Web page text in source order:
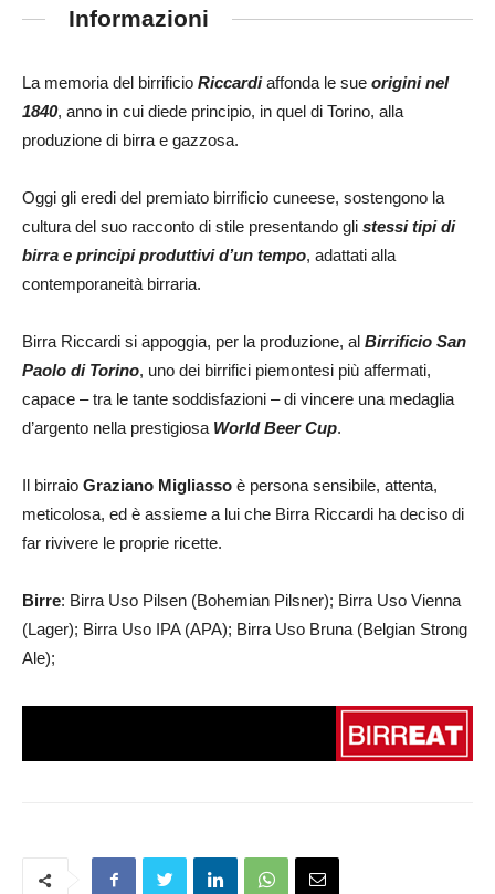
Informazioni
La memoria del birrificio Riccardiaffonda le sue origini nel
1840, anno in cui diede principio, in quel di Torino, alla
produzione di birra e gazzosa.
Oggi gli eredi del premiato birrificio cuneese, sostengono la
cultura del suo racconto di stile presentando gli stessi tipi di
birra e principi produttivi d’un tempo, adattati alla
contemporaneità birraria.
Birra Riccardi si appoggia, per la produzione, al Birrificio San
Paolo di Torino, uno dei birrifici piemontesi più affermati,
capace – tra le tante soddisfazioni – di vincere una medaglia
d’argento nella prestigiosa World Beer Cup.
Il birraio Graziano Migliasso è persona sensibile, attenta,
meticolosa, ed è assieme a lui che Birra Riccardi ha deciso di
far rivivere le proprie ricette.
Birre: Birra Uso Pilsen (Bohemian Pilsner); Birra Uso Vienna
(Lager); Birra Uso IPA (APA); Birra Uso Bruna (Belgian Strong
Ale);